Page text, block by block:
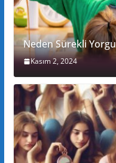
Neden Sürekli
Kasım 2, 2024